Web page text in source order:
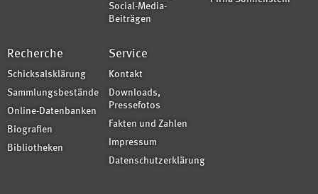
Social-Media-
Beiträgen
Recherche
Schicksalsklärung
Sammlungsbestände
Online-Datenbanken
Biografien
Bibliotheken
Service
Kontakt
Downloads,
Pressefotos
Fakten und Zahlen
Impressum
Datenschutzerklärung